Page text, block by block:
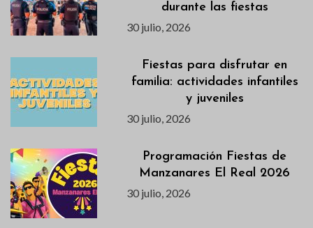
durante las fiestas
30 julio, 2026
Fiestas para disfrutar en
familia: actividades infantiles
y juveniles
30 julio, 2026
Programación Fiestas de
Manzanares El Real 2026
30 julio, 2026